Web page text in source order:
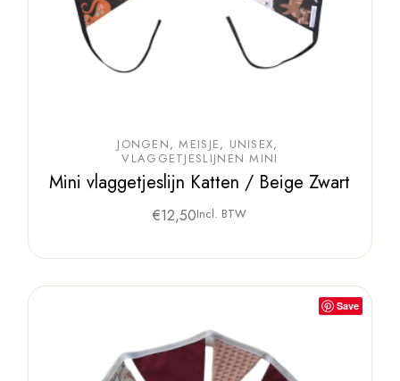
JONGEN MEISJE
UNISEX
VLAGGETJESLIJNEN MINI
Mini vlaggetjeslijn Katten / Beige Zwart
€12,50Incl. BTW
Save